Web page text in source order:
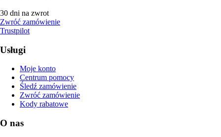
30 dni na zwrot
Zwróć zamówienie
Trustpilot
Usługi
Moje konto
Centrum pomocy
Śledź zamówienie
Zwróć zamówienie
Kody rabatowe
O nas